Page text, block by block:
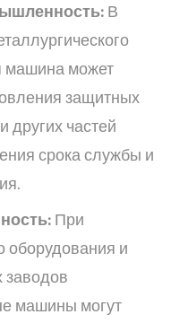
В
машина может
защитных
других частей
срока службы и
При
оборудования и
заводов
машины могут